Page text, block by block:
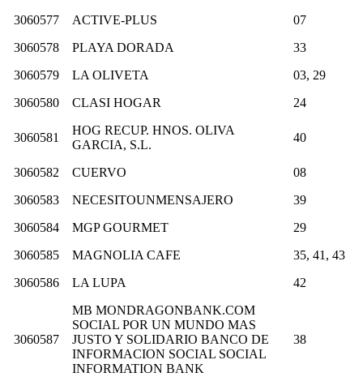
3060577
ACTIVE-PLUS
07
3060578
PLAYA DORADA
33
3060579
LA OLIVETA
03, 29
3060580
CLASI HOGAR 24
3060581
HOG RECUP. HNOS. OLIVA
GARCIA, S.L.
40
3060582 CUERVO
08
3060583
NECESITOUNMENSAJERO
39
3060584
MGP GOURMET
29
3060585
MAGNOLIA CAFE
35, 41, 43
3060586
LA LUPA 42
3060587
MB MONDRAGONBANK.COM
SOCIAL POR UN MUNDO MAS
JUSTO Y SOLIDARIO BANCO DE
INFORMACION SOCIAL SOCIAL
INFORMATION BANK
38